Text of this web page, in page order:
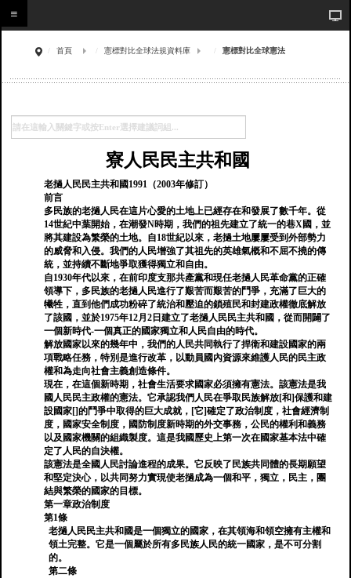
首頁 憲標對比全球法規資料庫 憲標對比全球憲法
寮人民民主共和國
老撾人民民主共和國1991（2003年修訂）
前言
多民族的老撾人民在這片心愛的土地上已經存在和發展了數千年。從
14世紀中葉開始，在潮發N時期，我們的祖先建立了統一的巷X國，並
將其建設為繁榮的土地。自18世紀以來，老撾土地屢屢受到外部勢力
的威脅和入侵。我們的人民增強了其祖先的英雄氣概和不屈不撓的傳
統，並持續不斷地爭取獲得獨立和自由。
自1930年代以來，在前印度支那共產黨和現任老撾人民革命黨的正確
領導下，多民族的老撾人民進行了艱苦而艱苦的鬥爭，充滿了巨大的
犧牲，直到他們成功粉碎了統治和壓迫的鎖殖民和封建政權徹底解放
了該國，並於1975年12月2日建立了老撾人民民主共和國，從而開闢了
一個新時代-一個真正的國家獨立和人民自由的時代。
解放國家以來的幾年中，我們的人民共同執行了捍衛和建設國家的兩
項戰略任務，特別是進行改革，以動員國內資源來維護人民的民主政
權和為走向社會主義創造條件。
現在，在這個新時期，社會生活要求國家必須擁有憲法。該憲法是我
國人民民主政權的憲法。它承認我們人民在爭取民族解放[和]保護和建
設國家[]的鬥爭中取得的巨大成就，[它]確定了政治制度，社會經濟制
度，國家安全制度，國防制度新時期的外交事務，公民的權利和義務
以及國家機關的組織製度。這是我國歷史上第一次在國家基本法中確
定了人民的自​​決權。
該憲法是全國人民討論進程的成果。它反映了民族共同體的長期願望
和堅定決心，以共同努力實現使老撾成為一個和平，獨立，民主，團
結與繁榮的國家的目標。
第一章政治制度
第1條
老撾人民民主共和國是一個獨立的國家，在其領海和領空擁有主權和
領土完整。它是一個屬於所有多民族人民的統一國家，是不可分割
的。
第二條